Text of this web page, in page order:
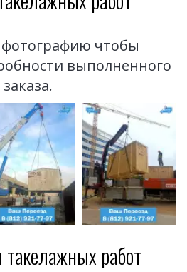
чтобы
выполненного
заказа.
работ